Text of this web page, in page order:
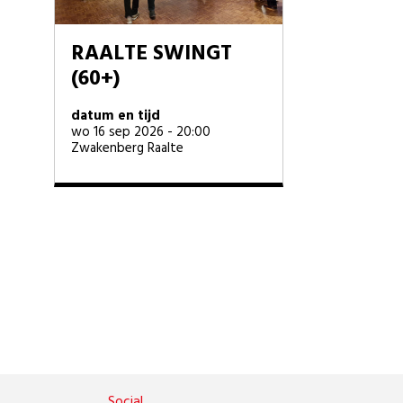
RAALTE SWINGT
(60+)
datum en tijd
wo 16 sep 2026 - 20:00
Zwakenberg Raalte